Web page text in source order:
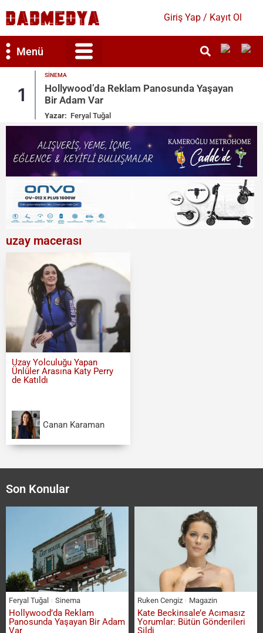
Giriş Yap / Kayıt Ol
Menü
1
SINEMA
Hollywood’da Reklam Panosunda Yaşayan
Bir Adam Var
Yazar: Feryal Tuğal
uzay macerası
Uzay Yolculuğu Yapan
Ünlüler Arasına Katy Perry
de Katıldı
Canan Karaman
Son Konular
Feryal Tuğal Sinema
Hollywood’da Reklam
Panosunda Yaşayan Bir Adam
Var
Ruken Cengiz Magazin
Kate Beckinsale’e Acımasız
Yorumlar: Bütün Gönderileri
Sildi